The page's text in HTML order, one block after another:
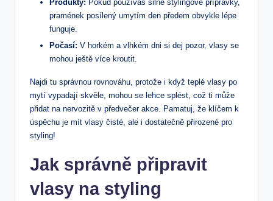
Produkty: Pokud používáš silné stylingové přípravky,
pramének posílený umytím den předem obvykle lépe
funguje.
Počasí: V horkém a vlhkém dni si dej pozor, vlasy se
mohou ještě více kroutit.
Najdi tu správnou rovnováhu, protože i když teplé vlasy po
mytí vypadají skvěle, mohou se lehce splést, což ti může
přidat na nervozitě v předvečer akce. Pamatuj, že klíčem k
úspěchu je mít vlasy čisté, ale i dostatečně přirozené pro
styling!
Jak správně připravit
vlasy na styling